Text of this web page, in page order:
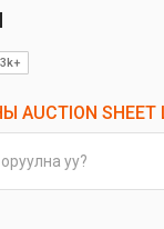
AUCTION
уу?